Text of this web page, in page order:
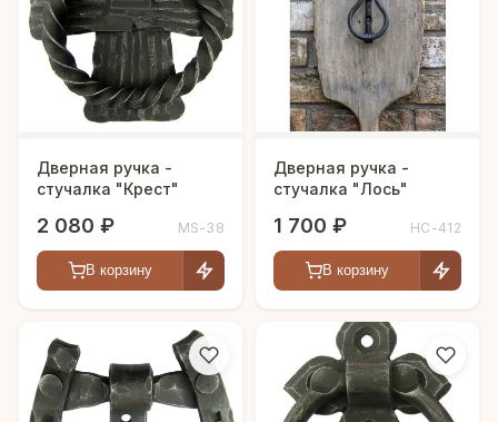
Дверная ручка -
стучалка "Крест"
2 080 ₽ MS-38
В корзину
Дверная ручка -
стучалка "Лось"
1 700 ₽ HC-412
В корзину